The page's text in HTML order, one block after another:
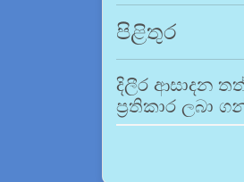
පිළිතුර
දිලීර ආසාදන
ප්‍රතිකාර ලබා